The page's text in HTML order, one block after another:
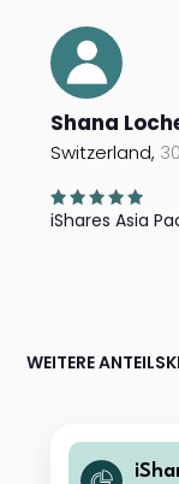
Shana
Switzerland,
iShares Asia
WEITERE